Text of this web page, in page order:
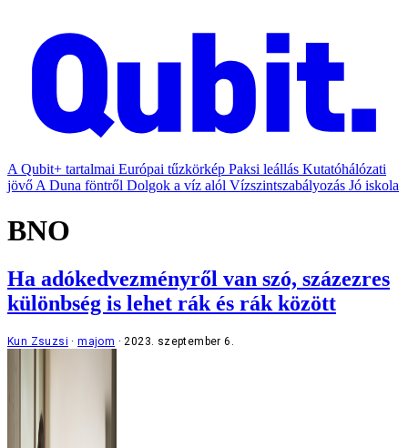
A Qubit+ tartalmai Európai tűzkörkép Paksi leállás Kutatóhálózati
jövő A Duna föntről Dolgok a víz alól Vízszintszabályozás Jó iskola
BNO
Ha adókedvezményről van szó, százezres
különbség is lehet rák és rák között
Kun Zsuzsi majom 2023. szeptember 6.